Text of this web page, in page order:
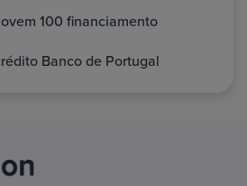
100 financiamento
Banco de Portugal